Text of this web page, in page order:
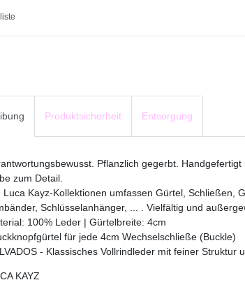
Produktsicherheit Entsorgung
Pflanzlich gegerbt.
zum Detail.
Luca Kayz-Kollektionen umfassen Gürtel, Schließen,
Schlüsselanhänger, ... . Vielfältig und
100% Leder | Gürtelbreite: 4cm
für jede 4cm Wechselschließe (Buckle)
- Klassisches Vollrindleder mit feiner Struktur
KAYZ